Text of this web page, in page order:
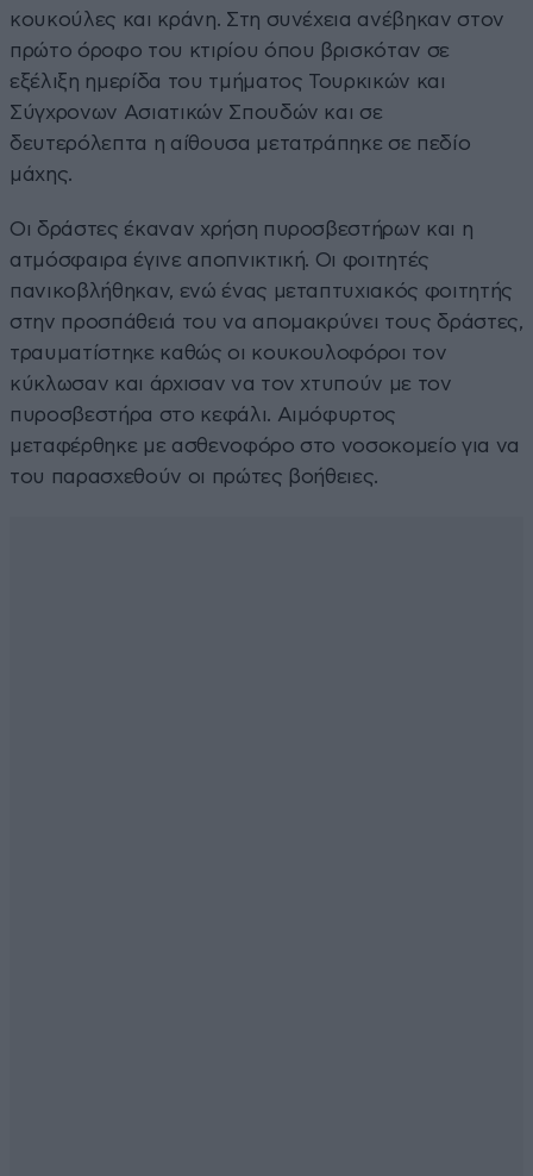
κουκούλες και κράνη. Στη συνέχεια ανέβηκαν στον
πρώτο όροφο του κτιρίου όπου βρισκόταν σε
εξέλιξη ημερίδα του τμήματος Τουρκικών και
Σύγχρονων Ασιατικών Σπουδών και σε
δευτερόλεπτα η αίθουσα μετατράπηκε σε πεδίο
μάχης.
Οι δράστες έκαναν χρήση πυροσβεστήρων και η
ατμόσφαιρα έγινε αποπνικτική. Οι φοιτητές
πανικοβλήθηκαν, ενώ ένας μεταπτυχιακός φοιτητής
στην προσπάθειά του να απομακρύνει τους δράστες,
τραυματίστηκε καθώς οι κουκουλοφόροι τον
κύκλωσαν και άρχισαν να τον χτυπούν με τον
πυροσβεστήρα στο κεφάλι. Αιμόφυρτος
μεταφέρθηκε με ασθενοφόρο στο νοσοκομείο για να
του παρασχεθούν οι πρώτες βοήθειες.